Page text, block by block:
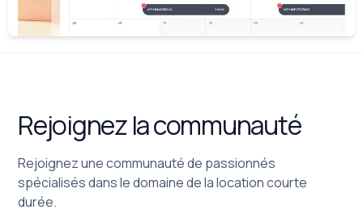
Rejoignez la communauté
Rejoignez une communauté de passionnés
spécialisés dans le domaine de la location courte
durée.